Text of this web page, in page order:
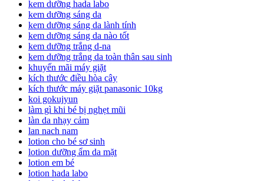
kem dưỡng hada labo
kem dưỡng sáng da
kem dưỡng sáng da lành tính
kem dưỡng sáng da nào tốt
kem dưỡng trắng d-na
kem dưỡng trắng da toàn thân sau sinh
khuyến mãi máy giặt
kích thước điều hòa cây
kích thước máy giặt panasonic 10kg
koi gokujyun
làm gì khi bé bị nghẹt mũi
làn da nhạy cảm
lan nach nam
lotion cho bé sơ sinh
lotion dưỡng ẩm da mặt
lotion em bé
lotion hada labo